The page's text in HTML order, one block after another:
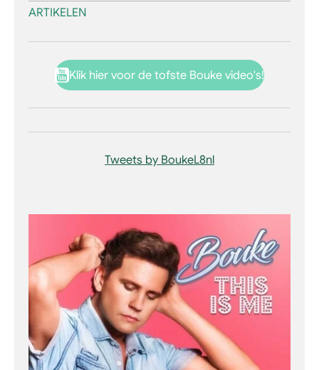
ARTIKELEN
Klik hier voor de tofste Bouke video's!
Tweets by BoukeL8nl